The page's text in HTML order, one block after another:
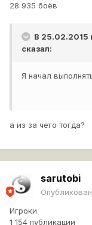
28 935 боёв
В 25.02.2015
сказал:
Я начал
а из за чего тогда?
sarutobi
Игроки
1 154 публикации